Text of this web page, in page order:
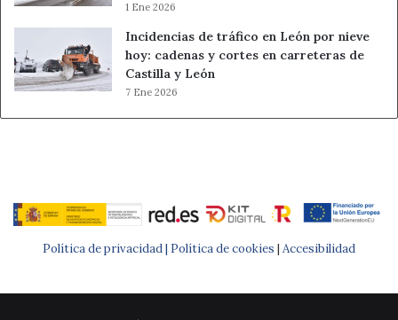
1 Ene 2026
Incidencias de tráfico en León por nieve
hoy: cadenas y cortes en carreteras de
Castilla y León
7 Ene 2026
Política de privacidad | Política de cookies | Accesibilidad